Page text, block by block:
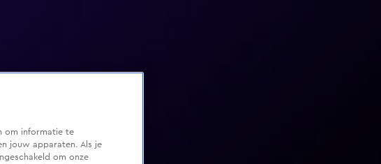
om informatie te
jouw apparaten. Als je
om onze